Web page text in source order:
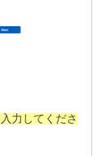
力してくださ